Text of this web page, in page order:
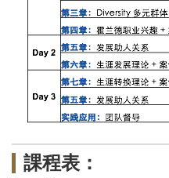
課程表：